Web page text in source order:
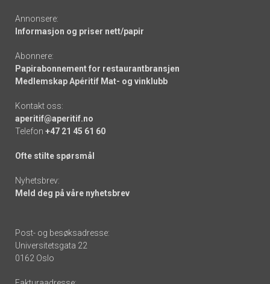
Annonsere:
Informasjon og priser nett/papir
Abonnere:
Papirabonnement for restaurantbransjen
Medlemskap Apéritif Mat- og vinklubb
Kontakt oss:
aperitif@aperitif.no
Telefon +47 21 45 61 60
Ofte stilte spørsmål
Nyhetsbrev:
Meld deg på våre nyhetsbrev
Post- og besøksadresse:
Universitetsgata 22
0162 Oslo